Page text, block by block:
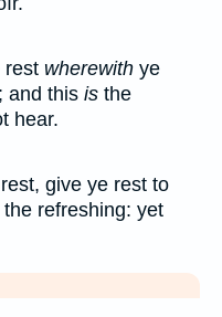
rest wherewith ye
and this is the
hear.
give ye rest to
refreshing: yet